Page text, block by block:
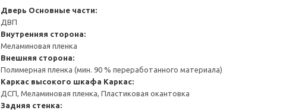
Дверь Основные части:
ДВП
Внутренняя сторона:
Меламиновая пленка
Внешняя сторона:
Полимерная пленка (мин. 90 % переработанного материала)
Каркас высокого шкафа Каркас:
ДСП, Меламиновая пленка, Пластиковая окантовка
Задняя стенка: